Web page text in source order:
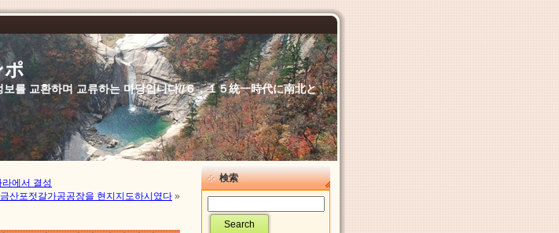
ポ
를 교환하며 교류하는 마당입니다//６．１５統一時代に南北と
에서 결성
산포젓갈가공공장을 현지지도하시였다 »
検索